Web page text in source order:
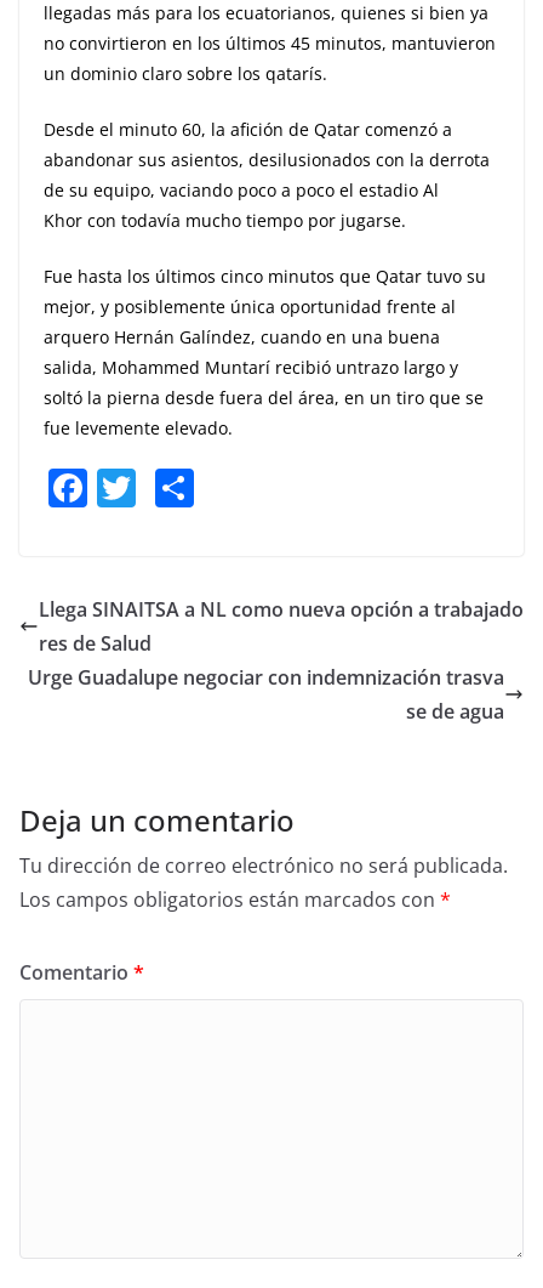
llegadas más para los ecuatorianos, quienes si bien ya
no convirtieron en los últimos 45 minutos, mantuvieron
un dominio claro sobre los qatarís.
Desde el minuto 60, la afición de Qatar comenzó a
abandonar sus asientos, desilusionados con la derrota
de su equipo, vaciando poco a poco el estadio Al
Khor con todavía mucho tiempo por jugarse.
Fue hasta los últimos cinco minutos que Qatar tuvo su
mejor, y posiblemente única oportunidad frente al
arquero Hernán Galíndez, cuando en una buena
salida, Mohammed Muntarí recibió untrazo largo y
soltó la pierna desde fuera del área, en un tiro que se
fue levemente elevado.
F
e
b
o
T
er e
Llega SINAITSA a NL como nueva opción a trabajado
res de Salud
Urge Guadalupe negociar con indemnización trasva
se de agua
Deja un comentario
Tu dirección de correo electrónico no será publicada.
Los campos obligatorios están marcados con *
Comentario *